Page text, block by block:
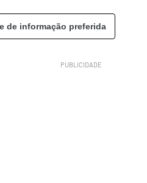
de informação preferida